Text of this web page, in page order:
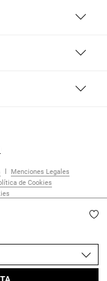
Menciones Legales
de Cookies
reservados.